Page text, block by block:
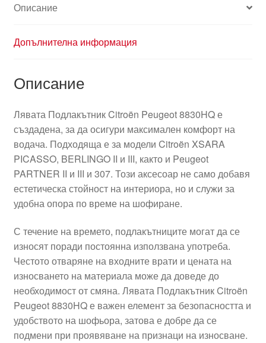
Описание
Допълнителна информация
Описание
Лявата Подлакътник Citroën Peugeot 8830HQ е
създадена, за да осигури максимален комфорт на
водача. Подходяща е за модели Citroën XSARA
PICASSO, BERLINGO II и III, както и Peugeot
PARTNER II и III и 307. Този аксесоар не само добавя
естетическа стойност на интериора, но и служи за
удобна опора по време на шофиране.
С течение на времето, подлакътниците могат да се
износят поради постоянна използвана употреба.
Честото отваряне на входните врати и цената на
износването на материала може да доведе до
необходимост от смяна. Лявата Подлакътник Citroën
Peugeot 8830HQ е важен елемент за безопасността и
удобството на шофьора, затова е добре да се
подмени при проявяване на признаци на износване.